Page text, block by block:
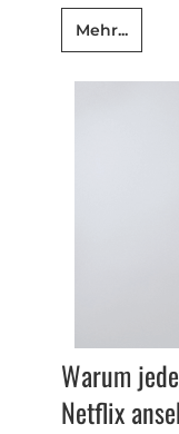
Mehr...
Warum
Netflix